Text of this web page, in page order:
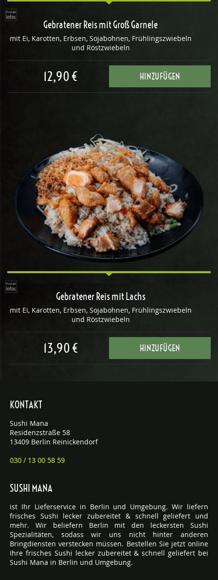
Gebratener Reis mit Groß Garnele
mit Ei, Karotten, Erbsen, Sojabohnen, Frühlingszwiebeln
und Röstzwiebeln
12,90 € HINZUFÜGEN
Gebratener Reis mit Lachs
mit Ei, Karotten, Erbsen, Sojabohnen, Frühlingszwiebeln
und Röstzwiebeln
13,90 € HINZUFÜGEN
KONTAKT
Sushi Mana
Residenzstraße 58
13409 Berlin Reinickendorf
030 / 13 00 58 59
SUSHI MANA
ist Ihr Lieferservice in Berlin und Umgebung. Wir liefern
frisches Sushi lecker zubereitet & schnell geliefert und
mehr. Wir beliefern Berlin mit den leckersten Sushi
Spezialitäten, sodass wir uns nicht hinter anderen
Bringdiensten verstecken müssen. Bestellen Sie jetzt online
Ihre frisches Sushi lecker zubereitet & schnell geliefert bei
Sushi Mana in Berlin und Umgebung.